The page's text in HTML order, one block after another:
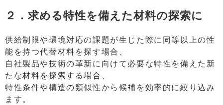
２．求める特性を備えた材料の探索に
供給制限や環境対応の課題が生じた際に同等以上の性
能を持つ代替材料を探す場合、
自社製品や技術の革新に向けて必要な特性を備えた新
たな材料を探索する場合、
特性条件や構造の類似性から候補を効率的に絞り込み
ます。